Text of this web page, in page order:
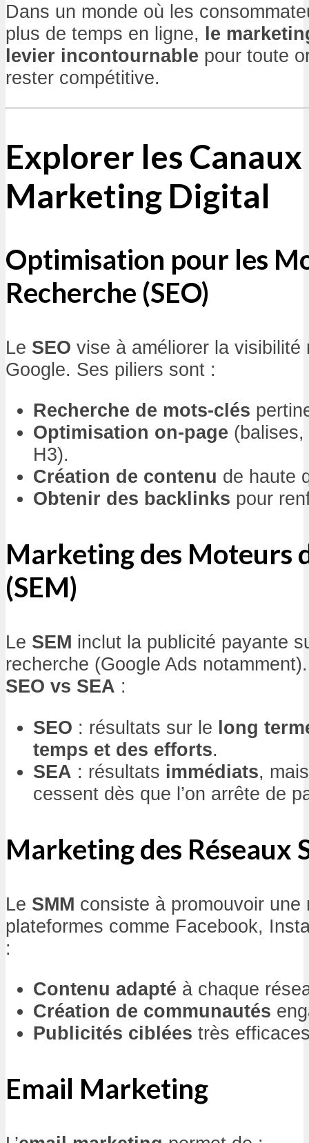
Dans un monde où les
plus de temps en ligne, le
levier incontournable pour toute
rester compétitive.
Explorer les Canaux
Marketing Digital
Optimisation pour les
Recherche (SEO)
Le SEO vise à améliorer la visibilité
Google. Ses piliers sont :
Recherche de mots-clés
Optimisation on-page
H3).
Création de contenu de haute
Obtenir des backlinks pour
Marketing des Moteurs
(SEM)
Le SEM inclut la publicité payante
recherche (Google Ads notamment).
SEO vs SEA :
SEO : résultats sur le long
temps et des efforts.
SEA : résultats immédiats,
cessent dès que l’on arrête de
Marketing des Réseaux
Le SMM consiste à promouvoir une
plateformes comme Facebook,
:
Contenu adapté à chaque
Création de communautés
Publicités ciblées très
Email Marketing